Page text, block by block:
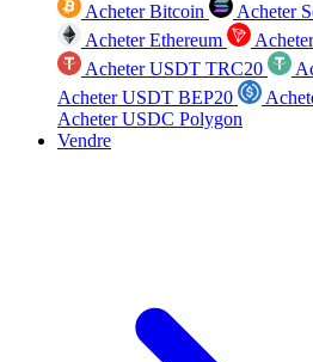
Acheter Bitcoin Acheter
Acheter Ethereum
Acheter USDT TRC20
Acheter USDT BEP20
Acheter USDC Polygon
Vendre